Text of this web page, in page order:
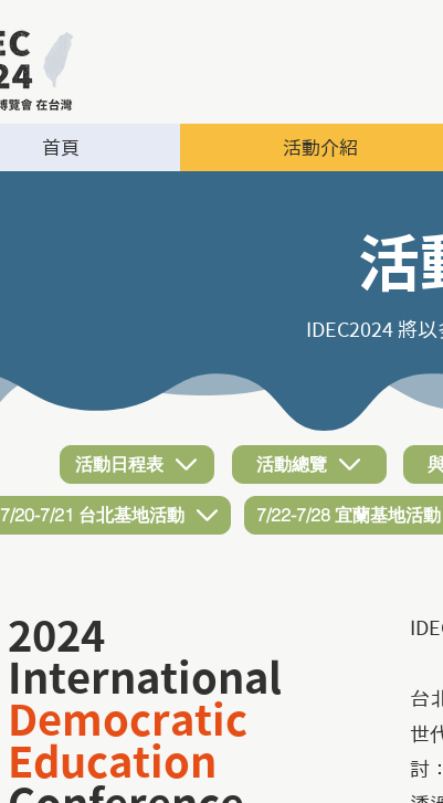
首頁 活動介紹
活
IDEC2024 將
活動日程表
7/20-7/21 台北基地活動
活動總覽
7/22-7/28 宜蘭基地活動
2024
International
Democratic
Education
台
世
討